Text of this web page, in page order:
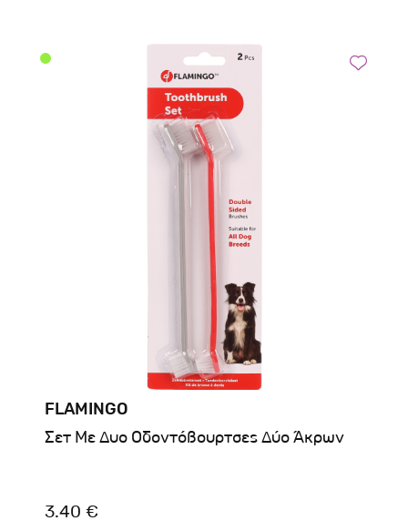
FLAMINGO
Σετ Με Δυο Οδοντόβουρτσες Δύο Άκρων
3.40 €